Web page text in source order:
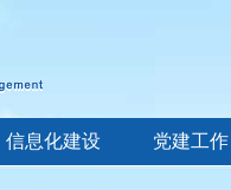
信息化建设 党建工作